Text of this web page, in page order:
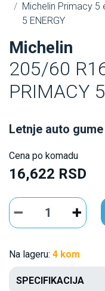
Michelin Primacy 5
5 ENERGY
Michelin
205/60
PRIMACY
Letnje auto gume
Cena po komadu
16,622 RSD
Na lageru: 4 kom
SPECIFIKACIJA